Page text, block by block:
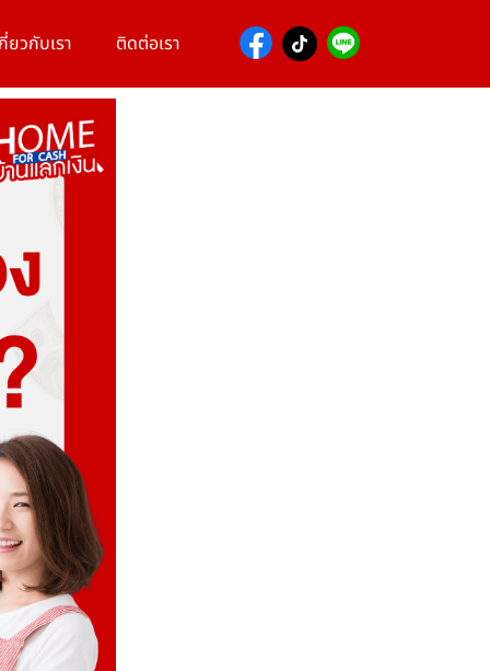
ยวกับเรา ติดต่อเรา